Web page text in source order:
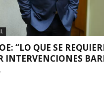
“LO QUE SE
INTERVENCIONES